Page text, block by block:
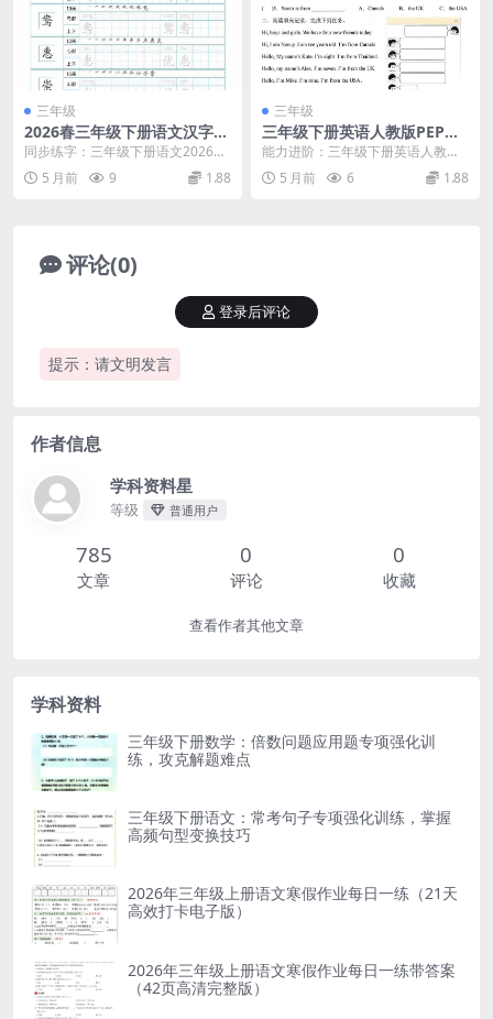
三年级
2026春三年级下册语文汉字规
范书写字帖每日一练32页同步
同步练字：三年级下册语文2026春
汉字规范书写字帖每日一练详解 进
入三年级下册语...
5 月前 9 1.88
三年级
三年级下册英语人教版PEP阅
读理解专项训练91篇同步提分
能力进阶：三年级下册英语人教版P
EP阅读理解专项训练详解 进入三年
级下册英语的学...
5 月前 6 1.88
评论(0)
提示：请文明发言
登录后评论
作者信息
学科资料星
等级 普通用户
785
文章
0
评论
0
收藏
查看作者其他文章
学科资料
三年级下册数学：倍数问题应用题专项强化训
练，攻克解题难点
三年级下册语文：常考句子专项强化训练，掌握
高频句型变换技巧
2026年三年级上册语文寒假作业每日一练（21天
高效打卡电子版）
2026年三年级上册语文寒假作业每日一练带答案
（42页高清完整版）